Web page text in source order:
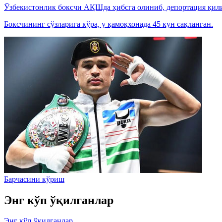
Ўзбекистонлик боксчи АҚШда ҳибсга олиниб, депортация
Боксчининг сўзларига кўра, у қамоқхонада 45 кун сақланган.
Барчасини кўриш
Энг кўп ўқилганлар